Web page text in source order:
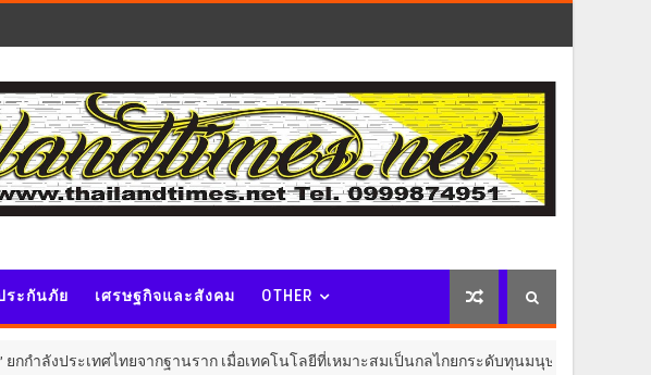
ระกันภัย เศรษฐกิจและสังคม OTHER
ยจากฐานราก เมื่อเทคโนโลยีที่เหมาะสมเป็นกลไกยกระดับทุนมนุษย์ ไลฟ์สไตล์